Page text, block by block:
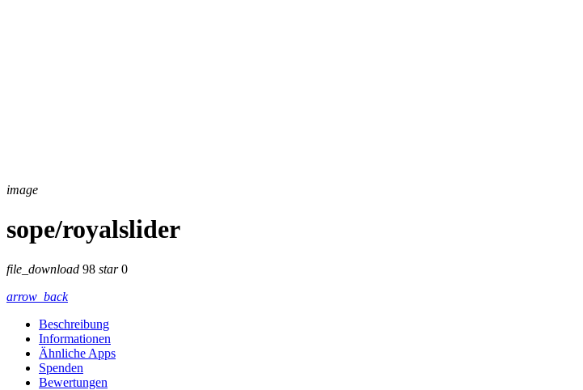
image
sope/royalslider
file_download 98 star0
arrow_back
Beschreibung
Informationen
Ähnliche Apps
Spenden
Bewertungen